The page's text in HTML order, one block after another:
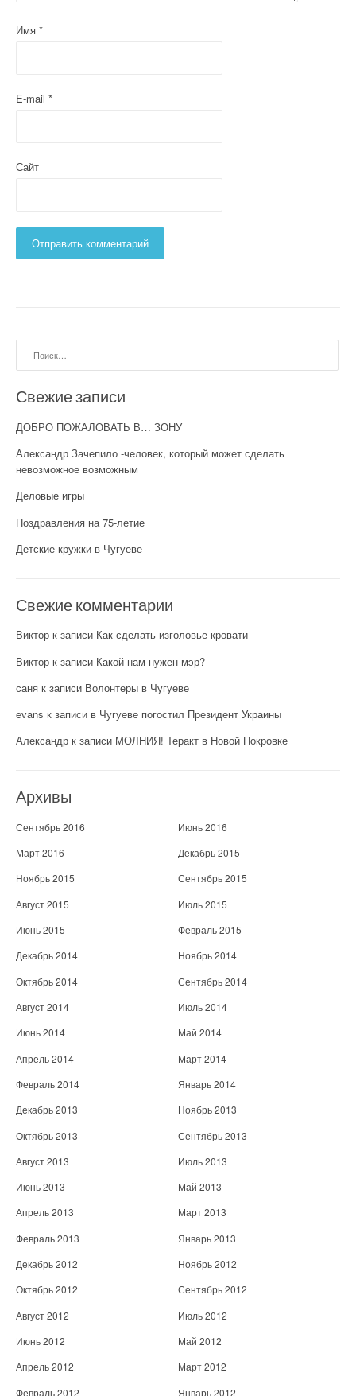
Имя *
E-mail *
Сайт
Свежие записи
ДОБРО ПОЖАЛОВАТЬ В… ЗОНУ
Александр Зачепило -человек, который может сделать
невозможное возможным
Деловые игры
Поздравления на 75-летие
Детские кружки в Чугуеве
Свежие комментарии
Виктор к записи Как сделать изголовье кровати
Виктор к записи Какой нам нужен мэр?
саня к записи Волонтеры в Чугуеве
evans к записи в Чугуеве погостил Президент Украины
Александр к записи МОЛНИЯ! Теракт в Новой Покровке
Архивы
Сентябрь 2016
Июнь 2016
Март 2016
Декабрь 2015
Ноябрь 2015
Сентябрь 2015
Август 2015
Июль 2015
Июнь 2015
Февраль 2015
Декабрь 2014
Ноябрь 2014
Октябрь 2014
Сентябрь 2014
Август 2014
Июль 2014
Июнь 2014
Май 2014
Апрель 2014
Март 2014
Февраль 2014
Январь 2014
Декабрь 2013
Ноябрь 2013
Октябрь 2013
Сентябрь 2013
Август 2013
Июль 2013
Июнь 2013
Май 2013
Апрель 2013
Март 2013
Февраль 2013
Январь 2013
Декабрь 2012
Ноябрь 2012
Октябрь 2012
Сентябрь 2012
Август 2012
Июль 2012
Июнь 2012
Май 2012
Апрель 2012
Март 2012
Февраль 2012
Январь 2012